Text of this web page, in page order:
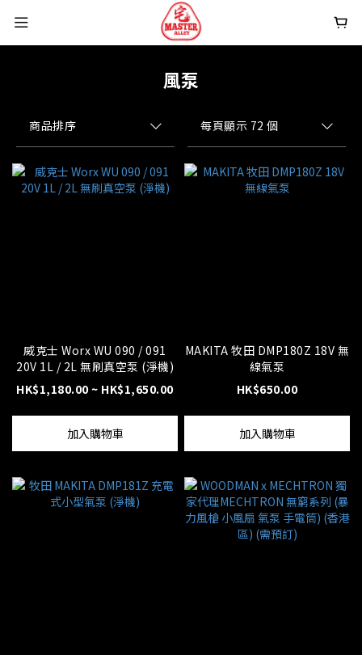
風泵
商品排序 每頁顯示 72 個
威克士 Worx WU 090 / 091
20V 1L / 2L 無刷真空泵 (淨機)
HK$1,180.00 ~ HK$1,650.00
加入購物車
MAKITA 牧田 DMP180Z 18V 無
線氣泵
HK$650.00
加入購物車